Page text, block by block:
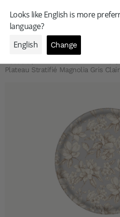
Accueil / PLATEAUX STRATIFIÉS /
Plateau Stratifié Magnolia Gris Clair